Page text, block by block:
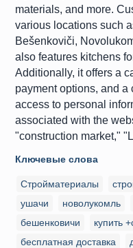
materials, and more.
various locations such
Bešenkoviči,
also features kitchens
Additionally, it offers a
payment options, and a
access to personal
associated with the
"construction market,"
Ключевые слова
Стройматериалы
ушачи
новолукомль
бешенковичи
купить
бесплатная доставка